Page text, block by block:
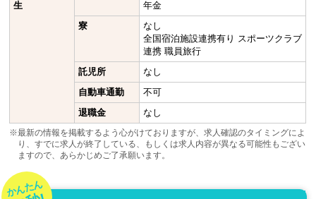
生
年金
寮
なし
全国宿泊施設連携有り スポーツクラブ
連携 職員旅行
託児所
なし
自動車通勤
不可
退職金
なし
※最新の情報を掲載するよう心がけておりますが、求人確認のタイミングによ
り、すでに求人が終了している、もしくは求人内容が異なる可能性もござい
ますので、あらかじめご了承願います。
かんたん